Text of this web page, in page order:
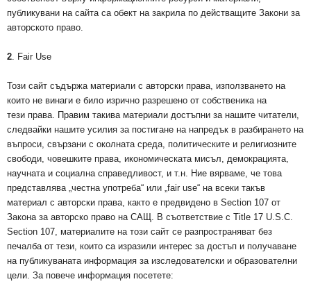
публикувани на сайта са обект на закрила по действащите Закони за
авторското право.
2. Fair Use
Този сайт съдържа материали с авторски права, използването на
които не винаги е било изрично разрешено от собственика на
тези права. Правим такива материали достъпни за нашите читатели,
следвайки нашите усилия за постигане на напредък в разбирането на
въпроси, свързани с околната среда, политическите и религиозните
свободи, човешките права, икономическата мисъл, демокрацията,
научната и социална справедливост, и т.н. Ние вярваме, че това
представлява „честна употреба“ или „fair use“ на всеки такъв
материал с авторски права, както е предвидено в Section 107 от
Закона за авторско право на САЩ. В съответствие с Title 17 U.S.C.
Section 107, материалите на този сайт се разпространяват без
печалба от тези, които са изразили интерес за достъп и получаване
на публикуваната информация за изследователски и образователни
цели. За повече информация посетете: